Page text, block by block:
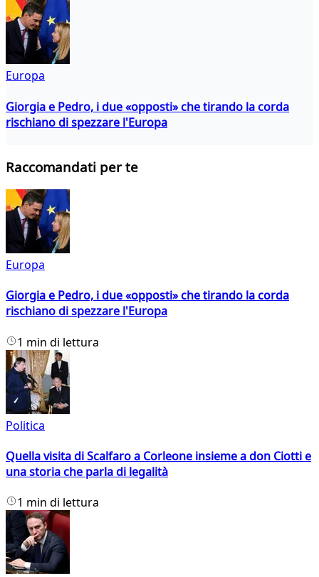
Europa
Giorgia e Pedro, i due «opposti» che tirando la corda
rischiano di spezzare l'Europa
Raccomandati per te
Europa
Giorgia e Pedro, i due «opposti» che tirando la corda
rischiano di spezzare l'Europa
1 min di lettura
Politica
Quella visita di Scalfaro a Corleone insieme a don Ciotti e
una storia che parla di legalità
1 min di lettura